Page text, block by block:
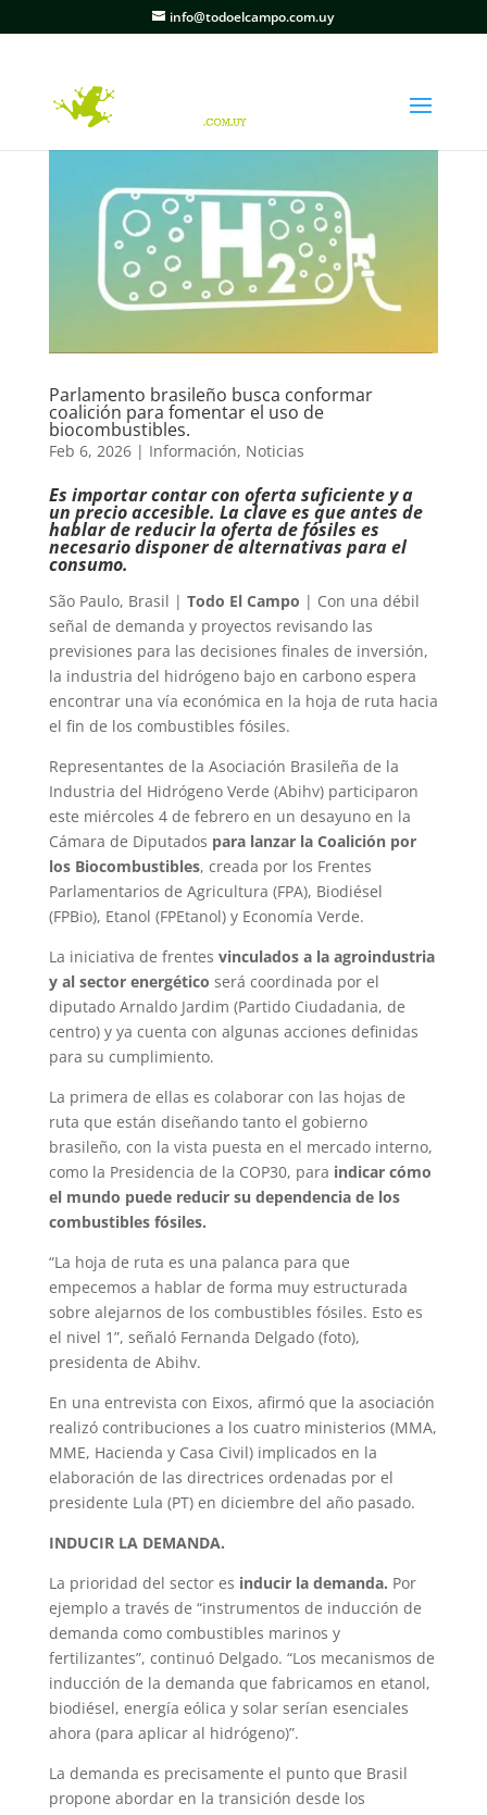
info@todoelcampo.com.uy
Parlamento brasileño busca conformar
coalición para fomentar el uso de
biocombustibles.
Feb 6, 2026| Información, Noticias
Es importar contar con oferta suficiente y a
un precio accesible. La clave es que antes de
hablar de reducir la oferta de fósiles es
necesario disponer de alternativas para el
consumo.
São Paulo, Brasil | Todo El Campo | Con una débil
señal de demanda y proyectos revisando las
previsiones para las decisiones finales de inversión,
la industria del hidrógeno bajo en carbono espera
encontrar una vía económica en la hoja de ruta hacia
el fin de los combustibles fósiles.
Representantes de la Asociación Brasileña de la
Industria del Hidrógeno Verde (Abihv) participaron
este miércoles 4 de febrero en un desayuno en la
Cámara de Diputados para lanzar la Coalición por
los Biocombustibles, creada por los Frentes
Parlamentarios de Agricultura (FPA), Biodiésel
(FPBio), Etanol (FPEtanol) y Economía Verde.
La iniciativa de frentes vinculados a la agroindustria
y al sector energético será coordinada por el
diputado Arnaldo Jardim (Partido Ciudadania, de
centro) y ya cuenta con algunas acciones definidas
para su cumplimiento.
La primera de ellas es colaborar con las hojas de
ruta que están diseñando tanto el gobierno
brasileño, con la vista puesta en el mercado interno,
como la Presidencia de la COP30, para indicar cómo
el mundo puede reducir su dependencia de los
combustibles fósiles.
“La hoja de ruta es una palanca para que
empecemos a hablar de forma muy estructurada
sobre alejarnos de los combustibles fósiles. Esto es
el nivel 1”, señaló Fernanda Delgado (foto),
presidenta de Abihv.
En una entrevista con Eixos, afirmó que la asociación
realizó contribuciones a los cuatro ministerios (MMA,
MME, Hacienda y Casa Civil) implicados en la
elaboración de las directrices ordenadas por el
presidente Lula (PT) en diciembre del año pasado.
INDUCIR LA DEMANDA.
La prioridad del sector es inducir la demanda. Por
ejemplo a través de “instrumentos de inducción de
demanda como combustibles marinos y
fertilizantes”, continuó Delgado. “Los mecanismos de
inducción de la demanda que fabricamos en etanol,
biodiésel, energía eólica y solar serían esenciales
ahora (para aplicar al hidrógeno)”.
La demanda es precisamente el punto que Brasil
propone abordar en la transición desde los